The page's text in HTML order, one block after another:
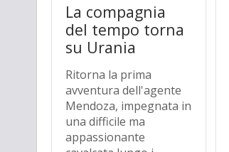
La compagnia
del tempo torna
su Urania
Ritorna la prima
avventura dell'agente
Mendoza, impegnata in
una difficile ma
appassionante